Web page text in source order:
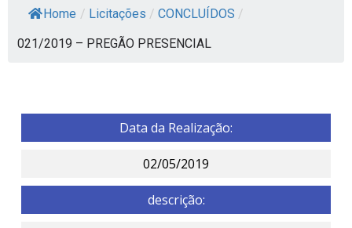
Home / Licitações / CONCLUÍDOS /
021/2019 – PREGÃO PRESENCIAL
Data da Realização:
02/05/2019
descrição: